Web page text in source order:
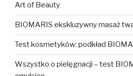
Art of Beauty
BIOMARIS ekskluzywny masaż
Test kosmetyków: podkład
Wszystko o pielęgnacji – test